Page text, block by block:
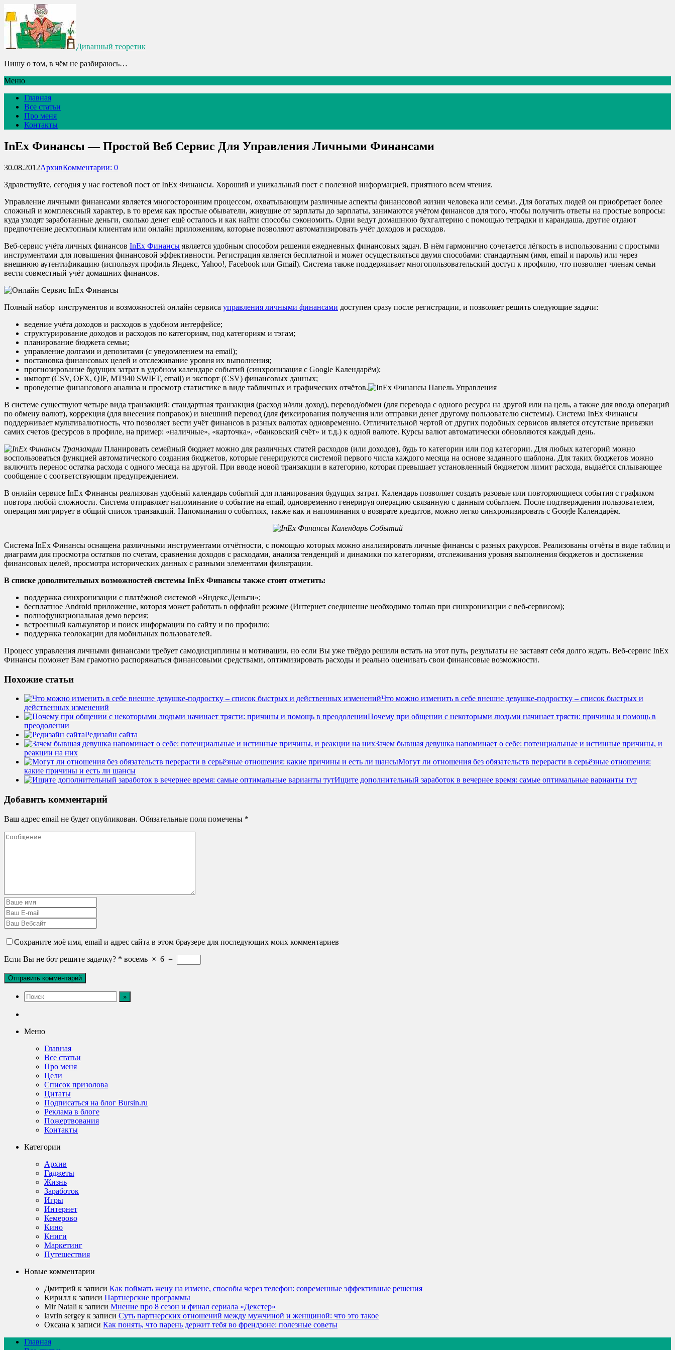
Диванный теоретик
Пишу о том, в чём не разбираюсь…
Меню
Главная
Все статьи
Про меня
Контакты
InEx Финансы — Простой Веб Сервис Для Управления Личными Финансами
30.08.2012АрхивКомментарии: 0
Здравствуйте, сегодня у нас гостевой пост от InEx Финансы. Хороший и уникальный пост с полезной информацией, приятного всем чтения.
Управление личными финансами является многосторонним процессом, охватывающим различные аспекты финансовой жизни человека или семьи. Для богатых людей он приобретает более
сложный и комплексный характер, в то время как простые обыватели, живущие от зарплаты до зарплаты, занимаются учётом финансов для того, чтобы получить ответы на простые вопросы:
куда уходят заработанные деньги, сколько денег ещё осталось и как найти способы сэкономить. Одни ведут домашнюю бухгалтерию с помощью тетрадки и карандаша, другие отдают
предпочтение десктопным клиентам или онлайн приложениям, которые позволяют автоматизировать учёт доходов и расходов.
Веб-сервис учёта личных финансов InEx Финансы является удобным способом решения ежедневных финансовых задач. В нём гармонично сочетается лёгкость в использовании c простыми
инструментами для повышения финансовой эффективности. Регистрация является бесплатной и может осуществляться двумя способами: стандартным (имя, email и пароль) или через
внешнюю аутентификацию (используя профиль Яндекс, Yahoo!, Facebook или Gmail). Система также поддерживает многопользовательский доступ к профилю, что позволяет членам семьи
вести совместный учёт домашних финансов.
Полный набор инструментов и возможностей онлайн сервиса управления личными финансами доступен сразу после регистрации, и позволяет решить следующие задачи:
ведение учёта доходов и расходов в удобном интерфейсе;
структурирование доходов и расходов по категориям, под категориям и тэгам;
планирование бюджета семьи;
управление долгами и депозитами (с уведомлением на email);
постановка финансовых целей и отслеживание уровня их выполнения;
прогнозирование будущих затрат в удобном календаре событий (синхронизация с Google Календарём);
импорт (CSV, OFX, QIF, MT940 SWIFT, email) и экспорт (CSV) финансовых данных;
проведение финансового анализа и просмотр статистике в виде табличных и графических отчётов.
В системе существуют четыре вида транзакций: стандартная транзакция (расход и/или доход), перевод/обмен (для перевода с одного ресурса на другой или на цель, а также для ввода операций
по обмену валют), коррекция (для внесения поправок) и внешний перевод (для фиксирования получения или отправки денег другому пользователю системы). Система InEx Финансы
поддерживает мультивалютность, что позволяет вести учёт финансов в разных валютах одновременно. Отличительной чертой от других подобных сервисов является отсутствие привязки
самих счетов (ресурсов в профиле, на пример: «наличные», «карточка», «банковский счёт» и т.д.) к одной валюте. Курсы валют автоматически обновляются каждый день.
Планировать семейный бюджет можно для различных статей расходов (или доходов), будь то категории или под категории. Для любых категорий можно
воспользоваться функцией автоматического создания бюджетов, которые генерируются системой первого числа каждого месяца на основе заданного шаблона. Для таких бюджетов можно
включить перенос остатка расхода с одного месяца на другой. При вводе новой транзакции в категорию, которая превышает установленный бюджетом лимит расхода, выдаётся сплывающее
сообщение с соответствующим предупреждением.
В онлайн сервисе InEx Финансы реализован удобный календарь событий для планирования будущих затрат. Календарь позволяет создать разовые или повторяющиеся события с графиком
повтора любой сложности. Система отправляет напоминание о событие на email, одновременно генерируя операцию связанную с данным событием. После подтверждения пользователем,
операция мигрирует в общий список транзакций. Напоминания о событиях, также как и напоминания о возврате кредитов, можно легко синхронизировать с Google Календарём.
Система InEx Финансы оснащена различными инструментами отчётности, с помощью которых можно анализировать личные финансы с разных ракурсов. Реализованы отчёты в виде таблиц и
диаграмм для просмотра остатков по счетам, сравнения доходов с расходами, анализа тенденций и динамики по категориям, отслеживания уровня выполнения бюджетов и достижения
финансовых целей, просмотра исторических данных с разными элементами фильтрации.
В списке дополнительных возможностей системы InEx Финансы также стоит отметить:
поддержка синхронизации с платёжной системой «Яндекс.Деньги»;
бесплатное Android приложение, которая может работать в оффлайн режиме (Интернет соединение необходимо только при синхронизации с веб-сервисом);
полнофункциональная демо версия;
встроенный калькулятор и поиск информации по сайту и по профилю;
поддержка геолокации для мобильных пользователей.
Процесс управления личными финансами требует самодисциплины и мотивации, но если Вы уже твёрдо решили встать на этот путь, результаты не заставят себя долго ждать. Веб-сервис InEx
Финансы поможет Вам грамотно распоряжаться финансовыми средствами, оптимизировать расходы и реально оценивать свои финансовые возможности.
Похожие статьи
Что можно изменить в себе внешне девушке-подростку – список быстрых и
действенных изменений
Почему при общении с некоторыми людьми начинает трясти: причины и помощь в
преодолении
Редизайн сайта
Зачем бывшая девушка напоминает о себе: потенциальные и истинные причины, и
реакции на них
Могут ли отношения без обязательств перерасти в серьёзные отношения:
какие причины и есть ли шансы
Ищите дополнительный заработок в вечернее время: самые оптимальные варианты тут
Добавить комментарий
Ваш адрес email не будет опубликован. Обязательные поля помечены *
Сохраните моё имя, email и адрес сайта в этом браузере для последующих моих комментариев
Если Вы не бот решите задачку? * восемь × 6 =
Меню
Главная
Все статьи
Про меня
Цели
Список призолова
Цитаты
Подписаться на блог Bursin.ru
Реклама в блоге
Пожертвования
Контакты
Категории
Архив
Гаджеты
Жизнь
Заработок
Игры
Интернет
Кемерово
Кино
Книги
Маркетинг
Путешествия
Новые комментарии
Дмитрий к записи Как поймать жену на измене, способы через телефон: современные эффективные решения
Кирилл к записи Партнерские программы
Mir Natali к записи Мнение про 8 сезон и финал сериала «Декстер»
lavrin sergey к записи Суть партнерских отношений между мужчиной и женщиной: что это такое
Оксана к записи Как понять, что парень держит тебя во френдзоне: полезные советы
Главная